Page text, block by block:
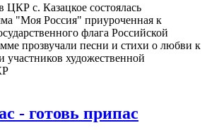
ЦКР с. Казацкое состоялась
"Моя Россия" приуроченная к
флага Российской
прозвучали песни и стихи о любви к
участников художественной
- готовь припас